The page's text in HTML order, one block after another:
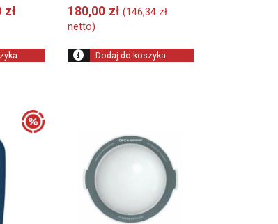
złAktualna
232,00 zł.
180,00 zł (146,34 zł
netto)
Dodaj do koszyka